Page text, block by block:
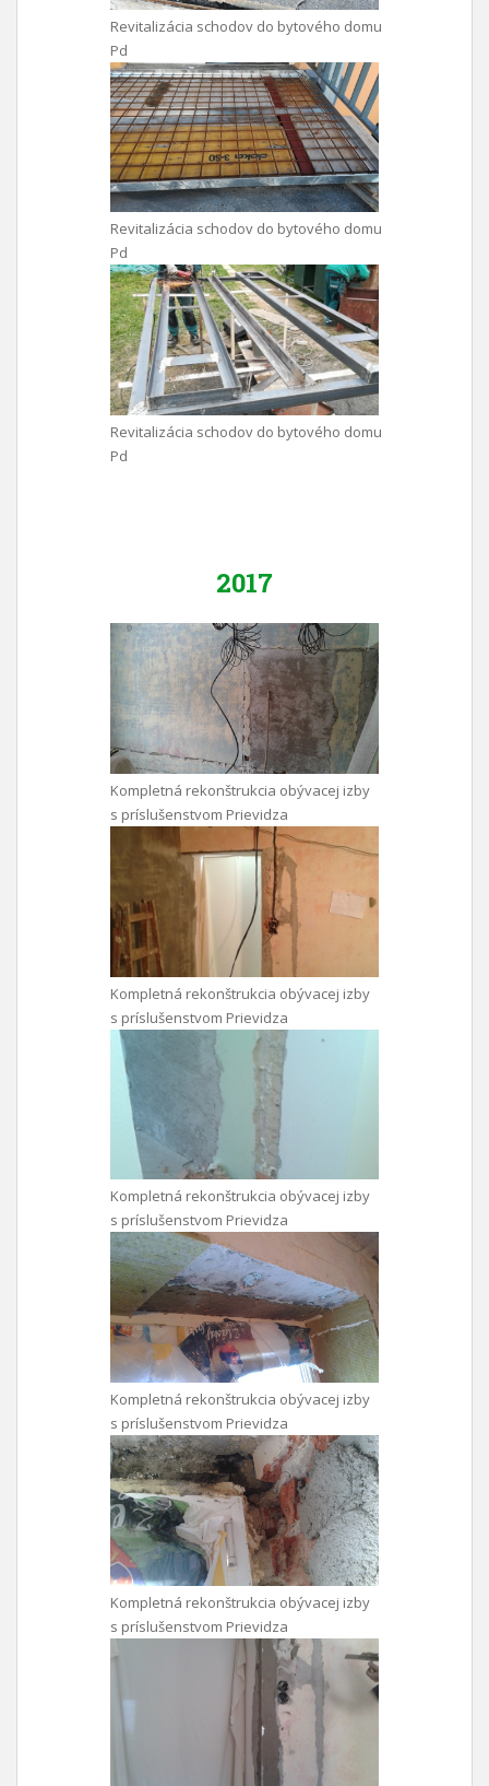
Revitalizácia schodov do bytového domu
Pd
Revitalizácia schodov do bytového domu
Pd
Revitalizácia schodov do bytového domu
Pd
2017
Kompletná rekonštrukcia obývacej izby
s príslušenstvom Prievidza
Kompletná rekonštrukcia obývacej izby
s príslušenstvom Prievidza
Kompletná rekonštrukcia obývacej izby
s príslušenstvom Prievidza
Kompletná rekonštrukcia obývacej izby
s príslušenstvom Prievidza
Kompletná rekonštrukcia obývacej izby
s príslušenstvom Prievidza